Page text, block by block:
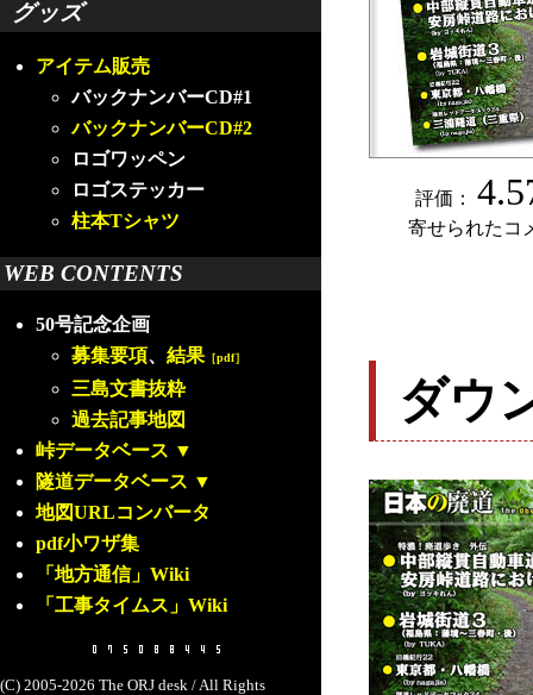
グッズ
アイテム販売
バックナンバーCD#1
バックナンバーCD#2
ロゴワッペン
ロゴステッカー
柱本Tシャツ
WEB CONTENTS
50号記念企画
募集要項、 結果 ［pdf］
三島文書抜粋
過去記事地図
峠データベース ▼
隧道データベース ▼
地図URLコンバータ
pdf小ワザ集
「地方通信」Wiki
「工事タイムス」Wiki
(C) 2005-2026 The ORJ desk / All Rights
評価：
寄せられたコ
ダウ